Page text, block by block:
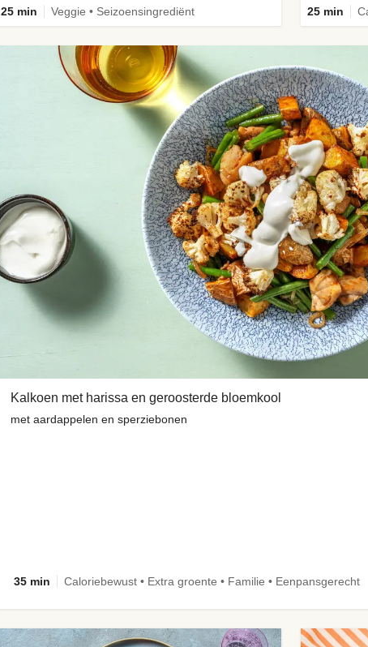
Kalkoen met harissa en geroosterde bloemkool
met aardappelen en sperziebonen
35 min Caloriebewust • Extra groente • Familie • Eenpansgerecht
25 min Veggie • Seizoensingrediënt 25 min